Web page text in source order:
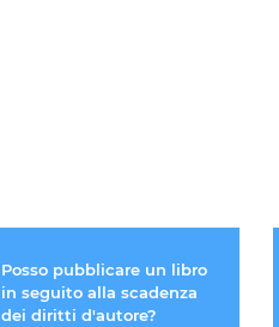
Posso pubblicare un libro
in seguito alla scadenza
dei diritti d'autore?